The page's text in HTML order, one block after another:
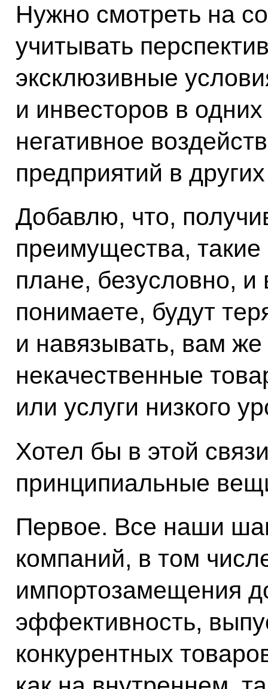
Нужно смотреть на
учитывать
эксклюзивные
и инвесторов в
негативное
предприятий в
Добавлю, что,
преимущества,
плане, безусловно, и
понимаете, будут
и навязывать, вам же
некачественные
или услуги низкого
Хотел бы в этой
принципиальные
Первое. Все наши
компаний, в том
импортозамещения
эффективность,
конкурентных